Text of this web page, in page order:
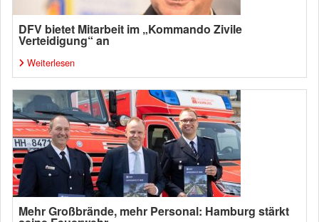
DFV bietet Mitarbeit im „Kommando Zivile
Verteidigung“ an
Weiterlesen
Mehr Großbrände, mehr Personal: Hamburg stärkt